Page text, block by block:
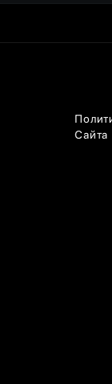
Сайта